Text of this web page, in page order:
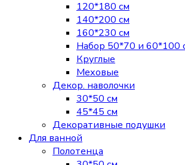
120*180 см
140*200 см
160*230 см
Набор 50*70 и 60*100
Круглые
Меховые
Декор. наволочки
30*50 см
45*45 см
Декоративные подушки
Для ванной
Полотенца